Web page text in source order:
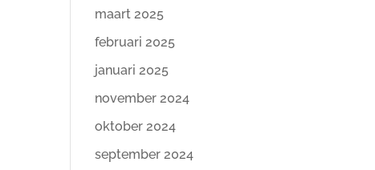
maart 2025
februari 2025
januari 2025
november 2024
oktober 2024
september 2024